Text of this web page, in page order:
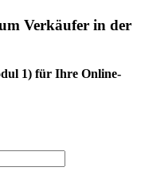
Verkäufer in der
1) für Ihre Online-